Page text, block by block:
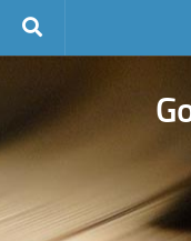
Skip to content